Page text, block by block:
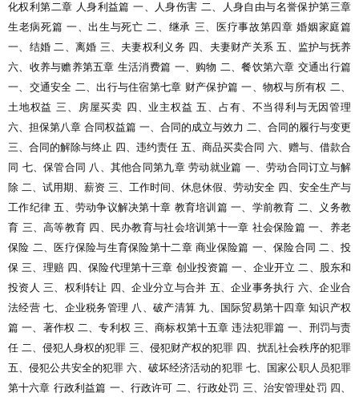
化权利第二章 人身利益篇 一、人身伤害 二、人身自由与名誉保护第三章
生老病死篇 一、出生与死亡 二、继承 三、医疗事故第四章 婚姻家庭篇
一、结婚 二、离婚 三、夫妻权利义务 四、夫妻财产关系 五、监护与抚养
六、收养与赡养第五章 生活消费篇 一、购物 二、餐饮第六章 交通出行篇
一、交通安全 二、出行与住宿第七章 财产保护篇 一、物权与所有权 二、
土地权益 三、房屋买卖 四、业主权益 五、占有、不当得利与无因管理
六、担保第八章 合同权益篇 一、合同的成立与效力 二、合同的履行与变更
三、合同的解除与终止 四、违约责任 五、商品买卖合同 六、赠与、借款合
同 七、保管合同 八、其他合同第九章 劳动就业篇 一、劳动合同订立与解
除 二、试用期、薪资 三、工作时间、休息休假、劳动安全 四、安全生产与
工作纪律 五、劳动争议解决第十章 教育培训篇 一、学前教育 二、义务教
育 三、高等教育 四、民办教育与社会培训第十一章 社会保险篇 一、养老
保险 二、医疗保险与生育保险第十二章 商业保险篇 一、保险合同 二、投
保 三、理赔 四、保险代理第十三章 创业投资篇 一、企业开立 二、股东和
投资人 三、权利转让 四、企业分立与合并 五、企业事务执行 六、企业合
法经营 七、企业税务管理 八、破产清算 九、国际贸易第十四章 知识产权
篇 一、著作权 二、专利权 三、商标权第十五章 违法犯罪篇 一、刑罚与责
任 二、侵犯人身权的犯罪 三、侵犯财产权的犯罪 四、扰乱社会秩序的犯罪
五、侵犯公共安全的犯罪 六、破坏经济活动的犯罪 七、国家公职人员犯罪
第十六章 行政利益篇 一、行政许可 二、行政处罚 三、治安管理处罚 四、